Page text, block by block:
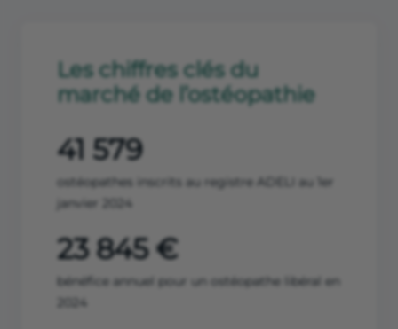
Les chiffres clés du
marché de l’ostéopathie
41 579
ostéopathes inscrits au registre ADELI au 1er
janvier 2024
23 845 €
bénéfice annuel pour un ostéopathe libéral en
2024